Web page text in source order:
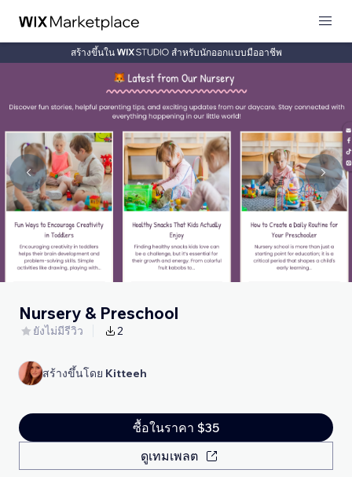
สร้างขึ้นใน สำหรับนักออกแบบมืออาชีพ
Nursery & Preschool
ยังไม่มีรีวิว 2
สร้างขึ้นโดย Kitteeh
ซื้อในราคา $35
ดูเทมเพลต